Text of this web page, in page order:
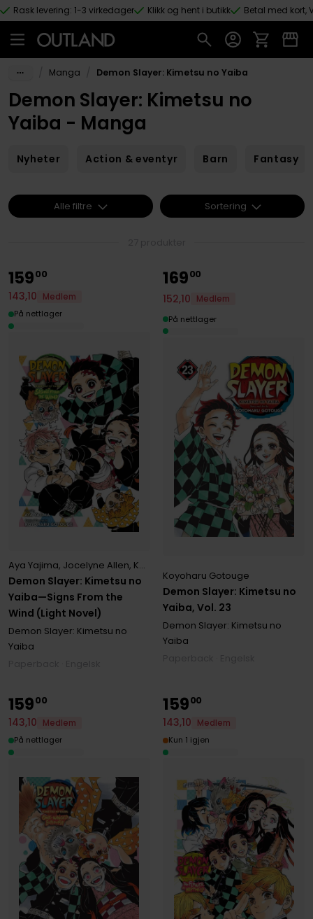
Hopp til hovedinnhold
Rask levering: 1-3 virkedager Klikk og hent i butikk Betal med kort,
Manga Demon Slayer: Kimetsu no Yaiba
Demon Slayer: Kimetsu no
Yaiba - Manga
Nyheter Action & eventyr Barn Fantasy
Demon Slayer: Kimetsu no
Yaiba—Signs From the
Wind (Light Novel)
Aya Yajima, Jocelyne Allen, Koyoharu Gotouge
Demon Slayer: Kimetsu no
Yaiba
15900
143,10
Medlem
På nettlager
Demon Slayer: Kimetsu no
Yaiba, Vol. 23
Koyoharu Gotouge
Demon Slayer: Kimetsu no
Yaiba
16900
152,10
Medlem
På nettlager
15900
143,10
Medlem
På nettlager
15900
143,10
Medlem
Kun 1 igjen
Alle filtre Sortering